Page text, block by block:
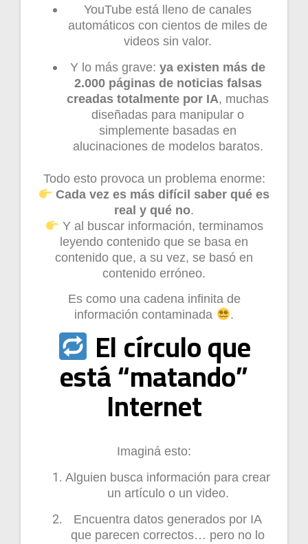
YouTube está lleno de canales
automáticos con cientos de miles de
videos sin valor.
Y lo más grave: ya existen más de
2.000 páginas de noticias falsas
creadas totalmente por IA, muchas
diseñadas para manipular o
simplemente basadas en
alucinaciones de modelos baratos.
Todo esto provoca un problema enorme:
Cada vez es más difícil saber qué es
real y qué no.
Y al buscar información, terminamos
leyendo contenido que se basa en
contenido que, a su vez, se basó en
contenido erróneo.
Es como una cadena infinita de
información contaminada
.
El círculo que
está “matando”
Internet
Imaginá esto:
Alguien busca información para crear
un artículo o un video.
Encuentra datos generados por IA
que parecen correctos… pero no lo